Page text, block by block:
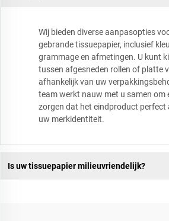
Wij bieden diverse aanpasopties
gebrande tissuepapier, inclusief
grammage en afmetingen. U kunt
tussen afgesneden rollen of platte
afhankelijk van uw
team werkt nauw met u samen om
zorgen dat het eindproduct perfect
uw merkidentiteit.
Is uw tissuepapier milieuvriendelijk?